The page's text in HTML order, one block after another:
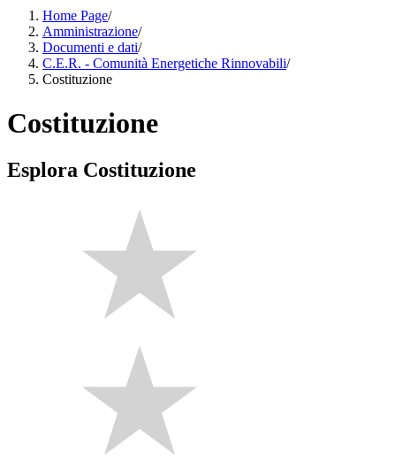
Home Page/
Amministrazione/
Documenti e dati/
C.E.R. - Comunità Energetiche Rinnovabili/
Costituzione
Costituzione
Esplora Costituzione